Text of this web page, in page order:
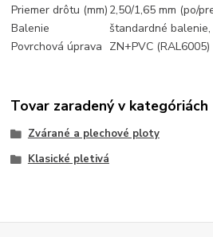
Priemer drôtu (mm) 2,50/1,65 mm (po/
Balenie
štandardné
Povrchová úprava ZN+PVC (RAL6005)
Tovar zaradený v kategóriách
Zvárané a plechové ploty
Klasické pletivá